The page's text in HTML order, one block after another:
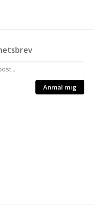
Anmäl mig